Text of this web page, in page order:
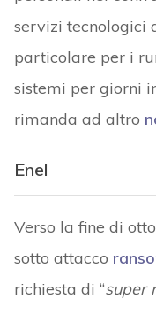
servizi tecnologici
particolare per i
sistemi per giorni
rimanda ad altro
Enel
Verso la fine di
sotto attacco
richiesta di “super